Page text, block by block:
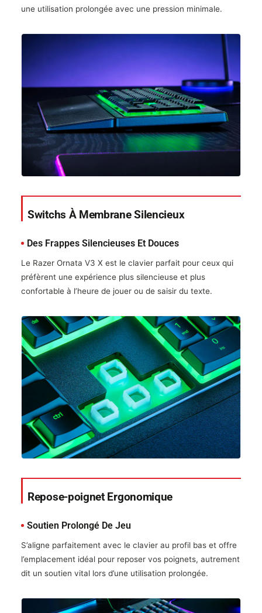
une utilisation prolongée avec une pression minimale.
Switchs À Membrane Silencieux
Des Frappes Silencieuses Et Douces
Le Razer Ornata V3 X est le clavier parfait pour ceux qui
préfèrent une expérience plus silencieuse et plus
confortable à l’heure de jouer ou de saisir du texte.
Repose-poignet Ergonomique
Soutien Prolongé De Jeu
S’aligne parfaitement avec le clavier au profil bas et offre
l’emplacement idéal pour reposer vos poignets, autrement
dit un soutien vital lors d’une utilisation prolongée.